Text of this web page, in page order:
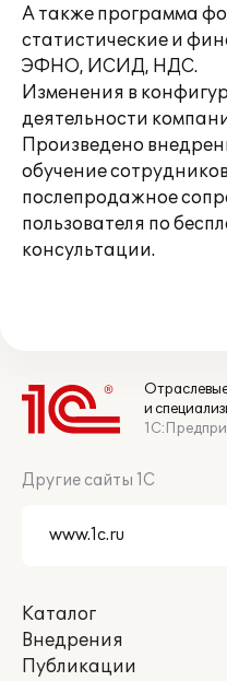
А также программа
статистические и
ЭФНО, ИСИД, НДС.
Изменения в
деятельности
Произведено
обучение
послепродажное
пользователя по
консультации.
и
Другие сайты 1С
Каталог
Внедрения
Публикации